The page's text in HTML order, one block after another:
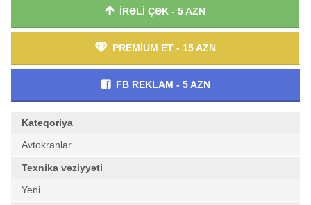
İRƏLİ ÇƏK - 5 AZN
PREMİUM ET - 15 AZN
FB REKLAM - 5 AZN
Kateqoriya
Avtokranlar
Texnika vəziyyəti
Yeni